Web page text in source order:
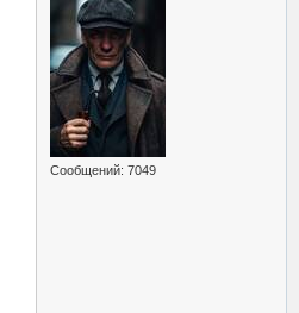
Сообщений: 7049